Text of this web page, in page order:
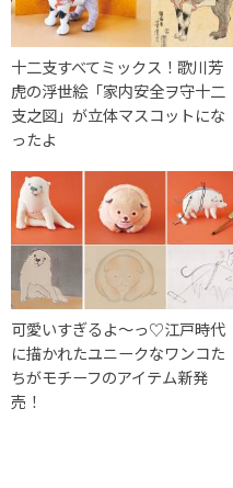
十二支すべてミックス！歌川芳
虎の浮世絵「家内安全ヲ守十二
支之図」が立体マスコットにな
ったよ
可愛いすぎるよ〜っ♡江戸時代
に描かれたユニークなワンコた
ちがモチーフのアイテム新発
売！